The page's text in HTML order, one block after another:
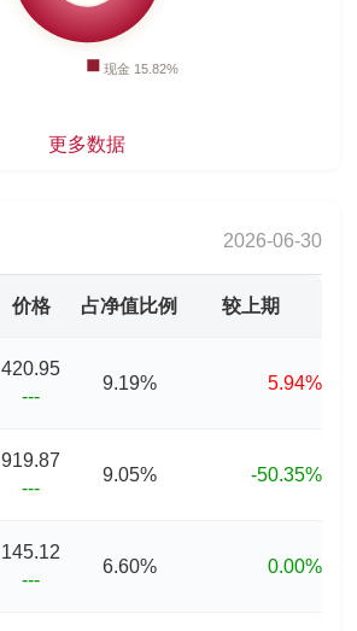
更多数据
2026-06-30
价格 占净值比例 较上期
420.95
---
9.19% 5.94%
919.87
---
9.05% -50.35%
145.12
---
6.60% 0.00%